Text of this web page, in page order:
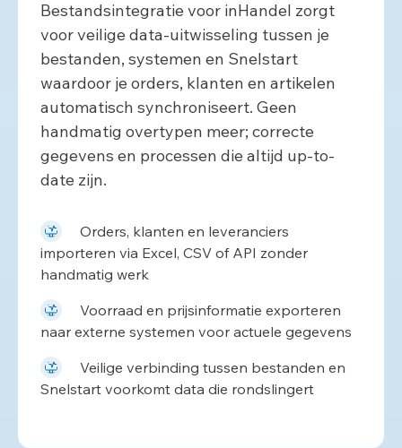
Bestandsintegratie voor inHandel zorgt
voor veilige data-uitwisseling tussen je
bestanden, systemen en Snelstart
waardoor je orders, klanten en artikelen
automatisch synchroniseert. Geen
handmatig overtypen meer; correcte
gegevens en processen die altijd up-to-
date zijn.
Orders, klanten en leveranciers
importeren via Excel, CSV of API zonder
handmatig werk
Voorraad en prijsinformatie exporteren
naar externe systemen voor actuele gegevens
Veilige verbinding tussen bestanden en
Snelstart voorkomt data die rondslingert